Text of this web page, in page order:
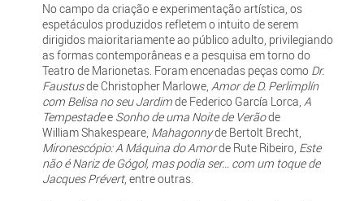
No campo da criação e experimentação artística, os
espetáculos produzidos refletem o intuito de serem
dirigidos maioritariamente ao público adulto, privilegiando
as formas contemporâneas e a pesquisa em torno do
Teatro de Marionetas. Foram encenadas peças como Dr.
Faustusde Christopher Marlowe, Amor de D. Perlimplín
com Belisa no seu Jardimde Federico García Lorca, A
Tempestadee Sonho de uma Noite de Verãode
William Shakespeare, Mahagonnyde Bertolt Brecht,
Mironescópio: A Máquina do Amorde Rute Ribeiro, Este
não é Nariz de Gógol, mas podia ser... com um toque de
Jacques Prévert, entre outras.